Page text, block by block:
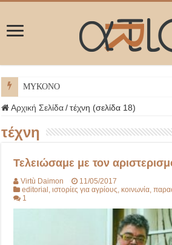
ΜΥΚΟΝΟΣ
Αρχική Σελίδα / τέχνη (σελίδα 18)
τέχνη
Τελειώσαμε με τον
Virtù Daimon
11/05/2017
editorial ,ιστορίες για αγρίους ,κοινωνία ,
1